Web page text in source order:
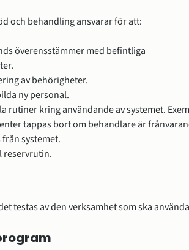
och behandling ansvarar för att:
överensstämmer med befintliga
av behörigheter.
ny personal.
rutiner kring användande av systemet.
tappas bort om behandlare är
systemet.
reservrutin.
testas av den verksamhet som ska